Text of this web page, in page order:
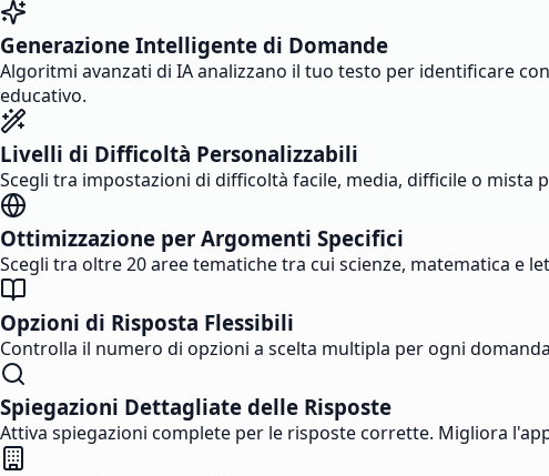
Generazione Intelligente di Domande
Algoritmi avanzati di IA analizzano il tuo testo per identificare
educativo.
Livelli di Difficoltà Personalizzabili
Scegli tra impostazioni di difficoltà facile, media, difficile o
Ottimizzazione per Argomenti Specifici
Scegli tra oltre 20 aree tematiche tra cui scienze, matematica
Opzioni di Risposta Flessibili
Controlla il numero di opzioni a scelta multipla per ogni
Spiegazioni Dettagliate delle Risposte
Attiva spiegazioni complete per le risposte corrette. Migliora